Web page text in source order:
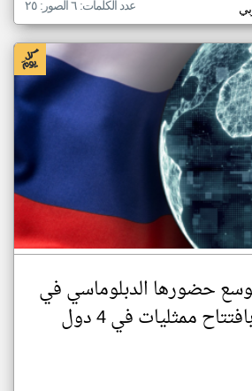
عدد الكلمات: ٦ الصور: ٢٥
حضورها الدبلوماسي في
إفريقيا بافتتاح ممثليات في 4 دول